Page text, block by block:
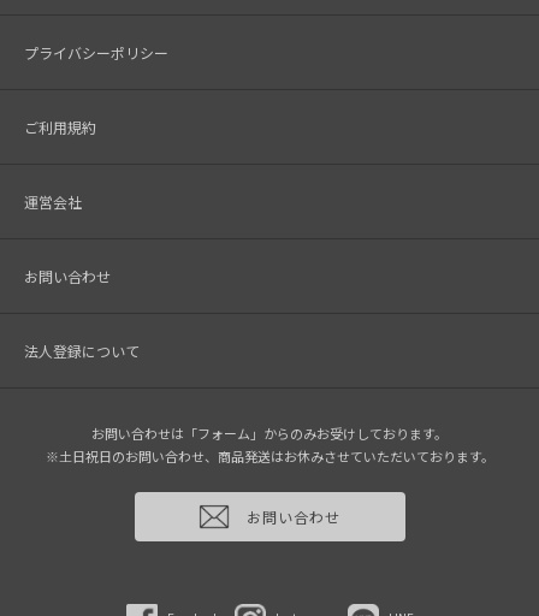
プライバシーポリシー
ご利用規約
運営会社
お問い合わせ
法人登録について
お問い合わせは「フォーム」からのみお受けしております。
※土日祝日のお問い合わせ、商品発送はお休みさせていただいております。
お問い合わせ